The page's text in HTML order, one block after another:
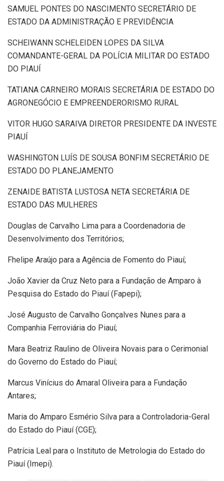
SAMUEL PONTES DO NASCIMENTO SECRETÁRIO DE
ESTADO DA ADMINISTRAÇÃO E PREVIDÊNCIA
SCHEIWANN SCHELEIDEN LOPES DA SILVA
COMANDANTE-GERAL DA POLÍCIA MILITAR DO ESTADO
DO PIAUÍ
TATIANA CARNEIRO MORAIS SECRETÁRIA DE ESTADO DO
AGRONEGÓCIO E EMPREENDERORISMO RURAL
VITOR HUGO SARAIVA DIRETOR PRESIDENTE DA INVESTE
PIAUÍ
WASHINGTON LUÍS DE SOUSA BONFIM SECRETÁRIO DE
ESTADO DO PLANEJAMENTO
ZENAIDE BATISTA LUSTOSA NETA SECRETÁRIA DE
ESTADO DAS MULHERES
Douglas de Carvalho Lima para a Coordenadoria de
Desenvolvimento dos Territórios;
Fhelipe Araújo para a Agência de Fomento do Piauí;
João Xavier da Cruz Neto para a Fundação de Amparo à
Pesquisa do Estado do Piauí (Fapepi);
José Augusto de Carvalho Gonçalves Nunes para a
Companhia Ferroviária do Piauí;
Mara Beatriz Raulino de Oliveira Novais para o Cerimonial
do Governo do Estado do Piauí;
Marcus Vinícius do Amaral Oliveira para a Fundação
Antares;
Maria do Amparo Esmério Silva para a Controladoria-Geral
do Estado do Piauí (CGE);
Patrícia Leal para o Instituto de Metrologia do Estado do
Piauí (Imepi).